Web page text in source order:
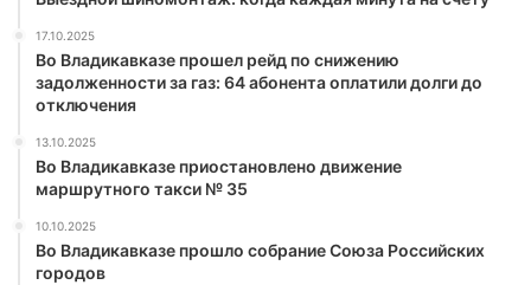
17.10.2025
Во Владикавказе прошел рейд по снижению
задолженности за газ: 64 абонента оплатили долги до
отключения
13.10.2025
Во Владикавказе приостановлено движение
маршрутного такси № 35
10.10.2025
Во Владикавказе прошло собрание Союза Российских
городов